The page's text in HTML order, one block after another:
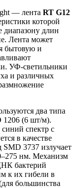
— лента RT G12
которой
диапазону длин
Лента может
бытовую и
УФ-светильники
и различных
два типа
1206 (6 шт/м).
спектр с
в качестве
3737 излучает
нм. Механизм
бактерий
к их гибели в
большинства